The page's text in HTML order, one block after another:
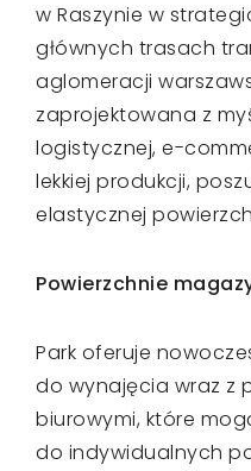
w Raszynie w
głównych trasach
aglomeracji
zaprojektowana z
logistycznej, e-
lekkiej produkcji,
elastycznej
Powierzchnie
Park oferuje
do wynajęcia wraz z
biurowymi, które
do indywidualnych